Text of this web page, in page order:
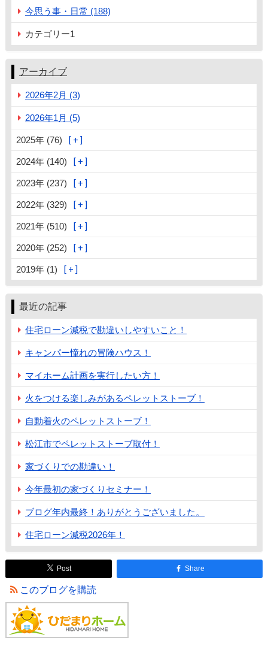
今思う事・日常 (188)
カテゴリー1
アーカイブ
2026年2月 (3)
2026年1月 (5)
2025年 (76)
2024年 (140)
2023年 (237)
2022年 (329)
2021年 (510)
2020年 (252)
2019年 (1)
最近の記事
住宅ローン減税で勘違いしやすいこと！
キャンパー憧れの冒険ハウス！
マイホーム計画を実行したい方！
火をつける楽しみがあるペレットストーブ！
自動着火のペレットストーブ！
松江市でペレットストーブ取付！
家づくりでの勘違い！
今年最初の家づくりセミナー！
ブログ年内最終！ありがとうございました。
住宅ローン減税2026年！
Post Share
このブログを購読